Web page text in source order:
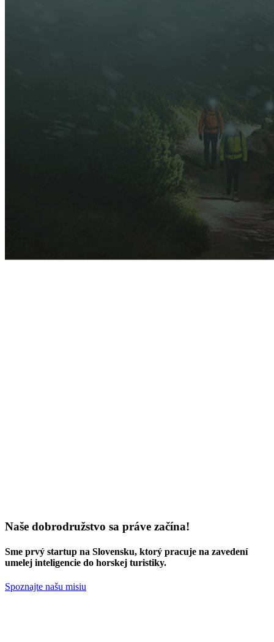
Naše dobrodružstvo sa práve začína!
Sme prvý startup na Slovensku, ktorý pracuje na zavedení
umelej inteligencie do horskej turistiky.
Spoznajte našu misiu